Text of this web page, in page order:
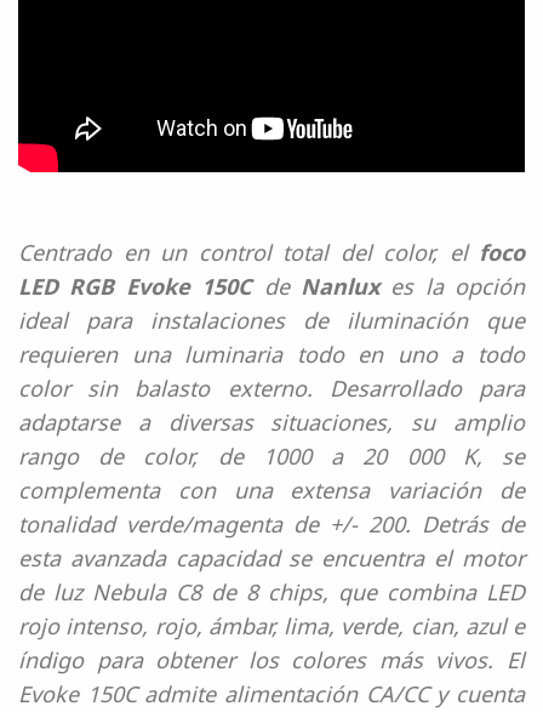
Centrado en un control total del color, el foco
LED RGB Evoke 150Cde Nanluxes la opción
ideal para instalaciones de iluminación que
requieren una luminaria todo en uno a todo
color sin balasto externo. Desarrollado para
adaptarse a diversas situaciones, su amplio
rango de color, de 1000 a 20 000 K, se
complementa con una extensa variación de
tonalidad verde/magenta de +/- 200. Detrás de
esta avanzada capacidad se encuentra el motor
de luz Nebula C8 de 8 chips, que combina LED
rojo intenso, rojo, ámbar, lima, verde, cian, azul e
índigo para obtener los colores más vivos. El
Evoke 150C admite alimentación CA/CC y cuenta